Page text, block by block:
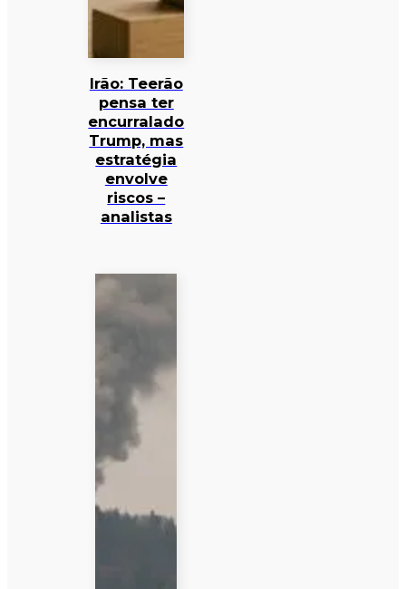
Irão: Teerão
pensa ter
encurralado
Trump, mas
estratégia
envolve
riscos –
analistas